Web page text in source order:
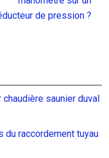
de pression ?
saunier duval
raccordement tuyau